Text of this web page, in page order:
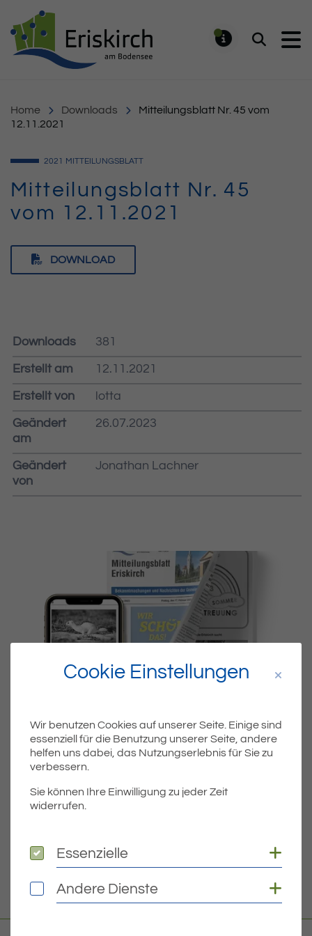
Suchen
Home Downloads
Mitteilungsblatt Nr. 45 vom
12.11.2021
2021 MITTEILUNGSBLATT
Mitteilungsblatt Nr. 45
vom 12.11.2021
DOWNLOAD
Downloads 381
Erstellt am 12.11.2021
Erstellt von lotta
Geändert
am
26.07.2023
Geändert
von
Jonathan Lachner
Dateiname 45ERISKIRCHDS.PDF
Dateigröße
DOWNLOAD
Cookie Einstellungen
Wir benutzen Cookies auf unserer Seite. Einige sind
essenziell für die Benutzung unserer Seite, andere
helfen uns dabei, das Nutzungserlebnis für Sie zu
verbessern.
Sie können Ihre Einwilligung zu jeder Zeit
widerrufen.
Essenzielle
Essenzielle
Andere Dienste
Andere Dienste